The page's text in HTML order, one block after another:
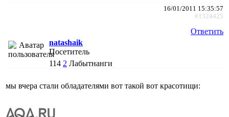
16/01/2011 15:35:57
#1324425
Ответить
natashaik
Посетитель
114 2 Лабытнанги
мы вчера стали обладателями вот такой вот красотищи: